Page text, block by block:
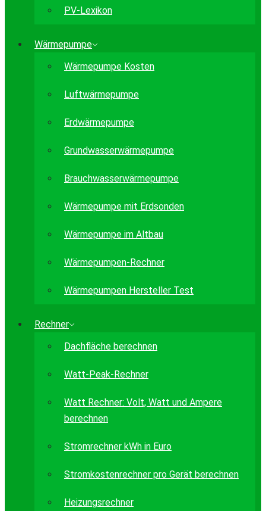
PV-Lexikon
Wärmepumpe
Wärmepumpe Kosten
Luftwärmepumpe
Erdwärmepumpe
Grundwasserwärmepumpe
Brauchwasserwärmepumpe
Wärmepumpe mit Erdsonden
Wärmepumpe im Altbau
Wärmepumpen-Rechner
Wärmepumpen Hersteller Test
Rechner
Dachfläche berechnen
Watt-Peak-Rechner
Watt Rechner: Volt, Watt und Ampere
berechnen
Stromrechner kWh in Euro
Stromkostenrechner pro Gerät berechnen
Heizungsrechner